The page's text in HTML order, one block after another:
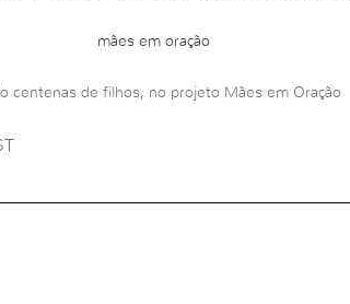
centenas de filhos, no projeto Mães em Oração